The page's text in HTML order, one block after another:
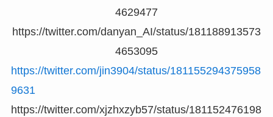
4629477
https://twitter.com/danyan_AI/status/181188913573
4653095
https://twitter.com/jin3904/status/181155294375958
9631
https://twitter.com/xjzhxzyb57/status/181152476198